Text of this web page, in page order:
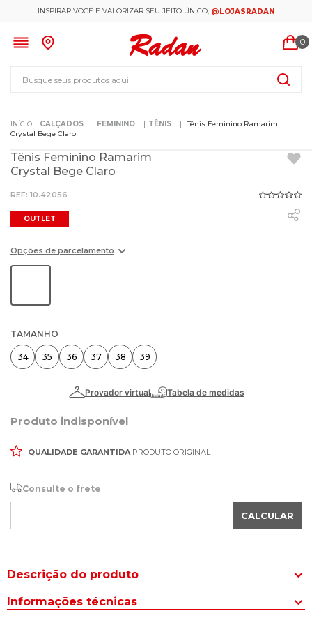
INSPIRAR VOCÊ E VALORIZAR SEU JEITO ÚNICO, @LOJASRADAN
0
CALÇADOS FEMININO TÊNIS
Tênis Feminino Ramarim
Crystal Bege Claro
Tênis Feminino Ramarim
Crystal Bege Claro
: 10.42056
OUTLET
Opções de parcelamento
TAMANHO
34 35 36 37 38 39
Produto indisponível
QUALIDADE GARANTIDAPRODUTO ORIGINAL
Consulte o frete
CALCULAR
Descrição do produto
Com a cor tendência da temporada, o Tênis Feminino Ramarim
Crystal Bege Claro é a escolha perfeita para quem deseja elevar
Informações técnicas